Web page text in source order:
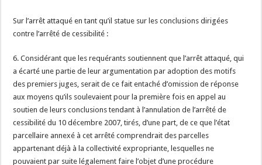
Sur l’arrêt attaqué en tant qu’il statue sur les conclusions dirigées
contre l’arrêté de cessibilité :
6. Considérant que les requérants soutiennent que l’arrêt attaqué, qui
a écarté une partie de leur argumentation par adoption des motifs
des premiers juges, serait de ce fait entaché d’omission de réponse
aux moyens qu’ils soulevaient pour la première fois en appel au
soutien de leurs conclusions tendant à l’annulation de l’arrêté de
cessibilité du 10 décembre 2007, tirés, d’une part, de ce que l’état
parcellaire annexé à cet arrêté comprendrait des parcelles
appartenant déjà à la collectivité expropriante, lesquelles ne
pouvaient par suite légalement faire l’objet d’une procédure